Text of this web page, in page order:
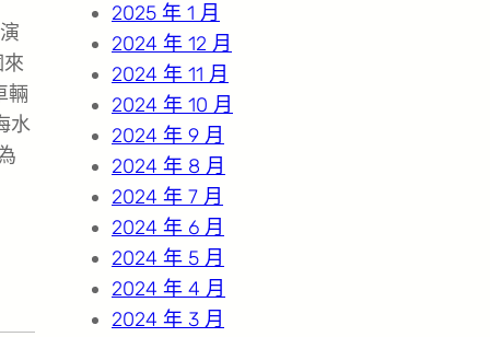
輛
水
2025 年 1 月
2024 年 12 月
2024 年 11 月
2024 年 10 月
2024 年 9 月
2024 年 8 月
2024 年 7 月
2024 年 6 月
2024 年 5 月
2024 年 4 月
2024 年 3 月